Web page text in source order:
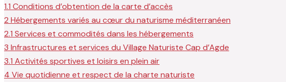
1.1 Conditions d’obtention de la carte d’accès
2 Hébergements variés au cœur du naturisme méditerranéen
2.1 Services et commodités dans les hébergements
3 Infrastructures et services du Village Naturiste Cap d’Agde
3.1 Activités sportives et loisirs en plein air
4 Vie quotidienne et respect de la charte naturiste